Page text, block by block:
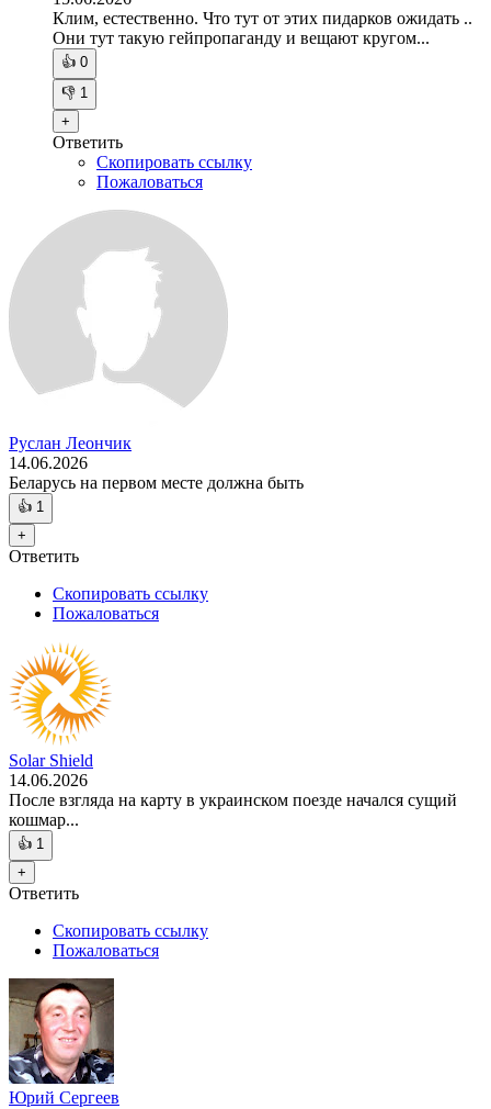
Клим, естественно. Что тут от этих пидарков ожидать ..
Они тут такую гейпропаганду и вещают кругом...
👍 0
👎 1
+
Ответить
Скопировать ссылку
Пожаловаться
Руслан Леончик
14.06.2026
Беларусь на первом месте должна быть
👍 1
+
Ответить
Скопировать ссылку
Пожаловаться
Solar Shield
14.06.2026
После взгляда на карту в украинском поезде начался сущий
кошмар...
👍 1
+
Ответить
Скопировать ссылку
Пожаловаться
Юрий Сергеев